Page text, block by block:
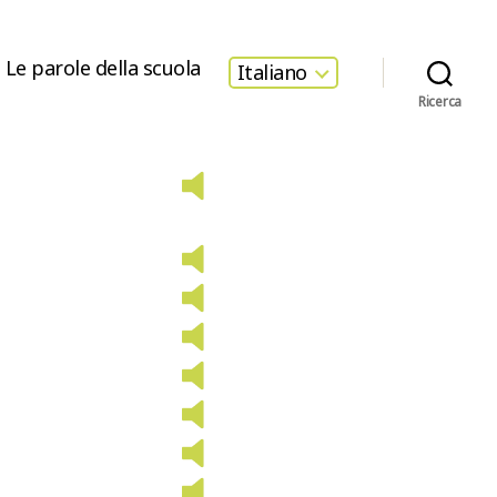
Le parole della scuola Italiano
Ricerca